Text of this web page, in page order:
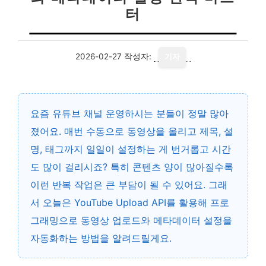
터
2026-02-27 작성자:
요즘 유튜브 채널 운영하시는 분들이 정말 많아
졌어요. 매번 수동으로 동영상을 올리고 제목, 설
명, 태그까지 일일이 설정하는 게 번거롭고 시간
도 많이 걸리시죠? 특히 콘텐츠 양이 많아질수록
이런 반복 작업은 큰 부담이 될 수 있어요. 그래
서 오늘은 YouTube Upload API를 활용해 프로
그래밍으로 동영상 업로드와 메타데이터 설정을
자동화하는 방법을 알려드릴게요.